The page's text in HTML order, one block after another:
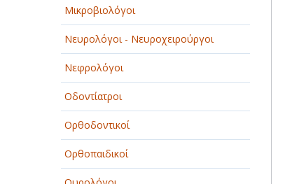
ΠΑΡΟΧΗ ΥΠΗΡΕΣΙΩΝ
ΤΕΧΝΙΚΑ - ΚΑΤΑΣΚΕΥΑΣΤΙΚΑ
ΤΕΧΝΟΛΟΓΙΑ
ΥΓΕΙΑ - ΙΑΤΡΟΙ
ΦΑΓΗΤΟ
Μικροβιολόγοι
Νευρολόγοι - Νευροχειρούργοι
Νεφρολόγοι
Οδοντίατροι
Ορθοδοντικοί
Ορθοπαιδικοί